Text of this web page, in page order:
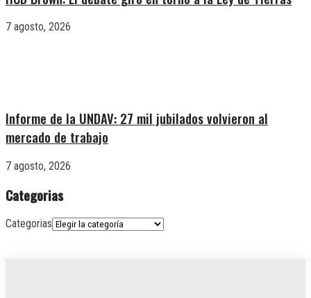
7 agosto, 2026
Informe de la UNDAV: 27 mil jubilados volvieron al
mercado de trabajo
7 agosto, 2026
Categorias
Categorias